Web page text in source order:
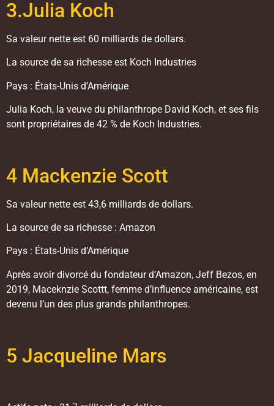
3.Julia Koch
Sa valeur nette est 60 milliards de dollars.
La source de sa richesse est Koch Industries
Pays : États-Unis d’Amérique
Julia Koch, la veuve du philanthrope David Koch, et ses fils
sont propriétaires de 42 % de Koch Industries.
4 Mackenzie Scott
Sa valeur nette est 43,6 milliards de dollars.
La source de sa richesse : Amazon
Pays : États-Unis d’Amérique
Après avoir divorcé du fondateur d’Amazon, Jeff Bezos, en
2019, Maceknzie Scottt, femme d’influence américaine, est
devenu l’un des plus grands philanthropes.
5 Jacqueline Mars